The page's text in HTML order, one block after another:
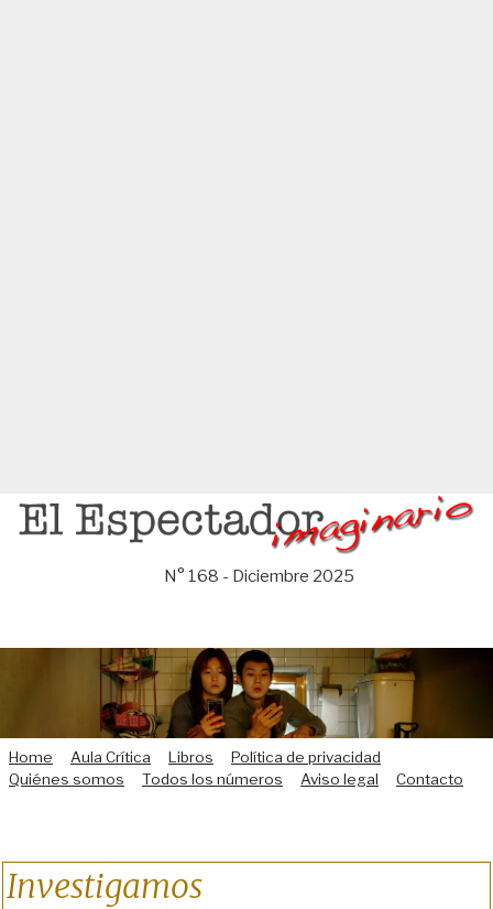
Saltar
N° 168 - Diciembre 2025
Home Aula Crítica Libros
Política de privacidad
Quiénes somos
Todos los números Aviso legal Contacto
Investigamos